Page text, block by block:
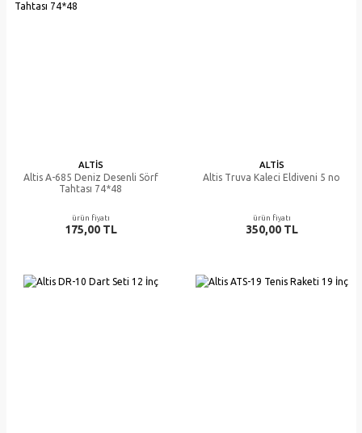
ALTIS
Altis A-685 Deniz Desenli Sörf
Tahtası 74*48
ürün fiyatı
175,00 TL
ALTIS
Altis Truva Kaleci Eldiveni 5 no
ürün fiyatı
350,00 TL